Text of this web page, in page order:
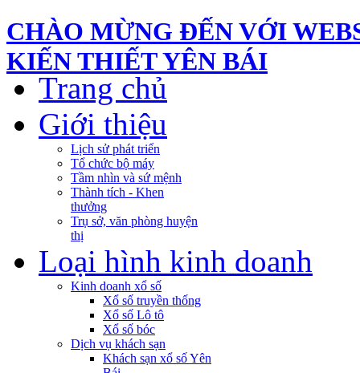
CHÀO MỪNG ĐẾN VỚI
KIẾN THIẾT YÊN BÁI
Trang chủ
Giới thiệu
Lịch sử phát triển
Tổ chức bộ máy
Tầm nhìn và sứ mệnh
Thành tích - Khen
thưởng
Trụ sở, văn phòng huyện
thị
Loại hình kinh doanh
Kinh doanh xổ số
Xổ số truyền thống
Xổ số Lô tô
Xổ số bóc
Dịch vụ khách sạn
Khách sạn xổ số Yên